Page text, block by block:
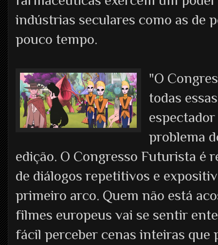
indústrias seculares como as de
pouco tempo.
"O
todas
problema
edição. O Congresso Futurista é
de diálogos repetitivos e
primeiro arco. Quem não está
filmes europeus vai se sentir
fácil perceber cenas inteiras que